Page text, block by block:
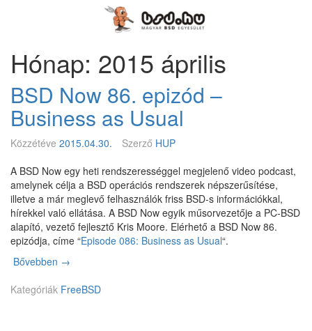
Hónap: 2015 április
BSD Now 86. epizód –
Business as Usual
Közzétéve 2015.04.30. Szerző HUP
A BSD Now egy heti rendszerességgel megjelenő video podcast,
amelynek célja a BSD operációs rendszerek népszerűsítése,
illetve a már meglevő felhasználók friss BSD-s információkkal,
hírekkel való ellátása. A BSD Now egyik műsorvezetője a PC-BSD
alapító, vezető fejlesztő Kris Moore. Elérhető a BSD Now 86.
epizódja, címe “Episode 086: Business as Usual“.
Bővebben B
D
→
Kategóriák FreeBSD